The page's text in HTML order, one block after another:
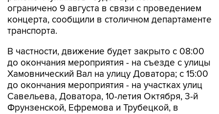
ограничено 9 августа в связи с проведением
концерта, сообщили в столичном департаменте
транспорта.
В частности, движение будет закрыто с 08:00
до окончания мероприятия - на съезде с улицы
Хамовнический Вал на улицу Доватора; с 15:00
до окончания мероприятия - на участках улиц
Савельева, Доватора, 10-летия Октября, 3-й
Фрунзенской, Ефремова и Трубецкой, в